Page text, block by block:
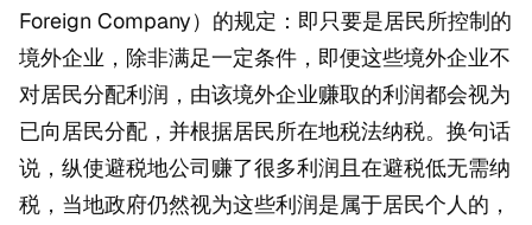
Foreign Company）的规定：即只要是居民所控制的
境外企业，除非满足一定条件，即便这些境外企业不
对居民分配利润，由该境外企业赚取的利润都会视为
已向居民分配，并根据居民所在地税法纳税。换句话
说，纵使避税地公司赚了很多利润且在避税低无需纳
税，当地政府仍然视为这些利润是属于居民个人的，